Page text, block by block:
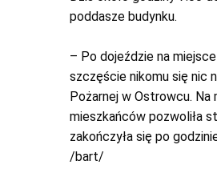
poddasze budynku.
– Po dojeździe na
szczęście nikomu się nic
Pożarnej w Ostrowcu.
mieszkańców pozwoliła
zakończyła się po
/bart/